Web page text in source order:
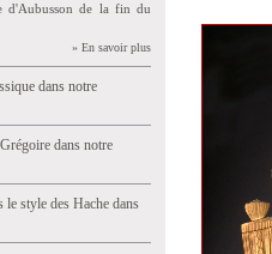
d'Aubusson de la fin du
» En savoir plus
dans notre
dans notre
style des Hache dans